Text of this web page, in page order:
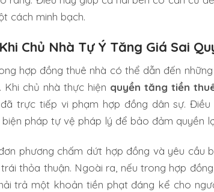
cách minh bạch.
Chủ Nhà Tự Ý Tăng Giá Sai
hợp đồng thuê nhà có thể dẫn đến
chủ nhà thực hiện quyền tăng tiền
trực tiếp vi phạm hợp đồng dân sự.
pháp tự vệ pháp lý để bảo đảm quyền
phương chấm dứt hợp đồng và yêu cầu
thỏa thuận. Ngoài ra, nếu trong hợp
trả một khoản tiền phạt đáng kể cho